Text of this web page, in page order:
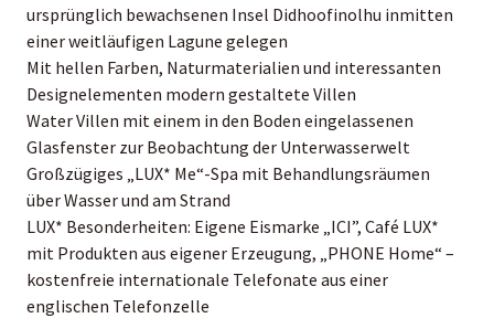
ursprünglich bewachsenen Insel Didhoofinolhu inmitten
einer weitläufigen Lagune gelegen
Mit hellen Farben, Naturmaterialien und interessanten
Designelementen modern gestaltete Villen
Water Villen mit einem in den Boden eingelassenen
Glasfenster zur Beobachtung der Unterwasserwelt
Großzügiges „LUX* Me“-Spa mit Behandlungsräumen
über Wasser und am Strand
LUX* Besonderheiten: Eigene Eismarke „ICI”, Café LUX*
mit Produkten aus eigener Erzeugung, „PHONE Home“ –
kostenfreie internationale Telefonate aus einer
englischen Telefonzelle